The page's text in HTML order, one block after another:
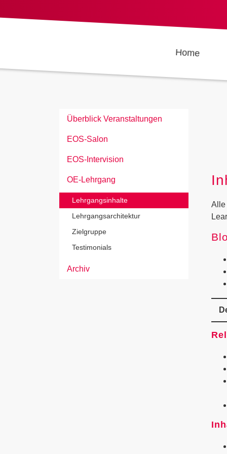
Home
Alle
Überblick Veranstaltungen
EOS-Salon
EOS-Intervision
OE-Lehrgang
Lehrgangsinhalte
Lehrgangsarchitektur
Zielgruppe
Testimonials
Archiv